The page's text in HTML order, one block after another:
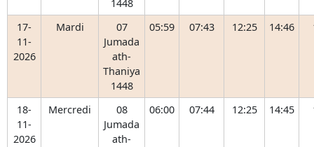
1448
17-
11-
2026
Mardi
07
Jumada
ath-
Thaniya
1448
05:59 07:43 12:25 14:46
18-
11-
2026
Mercredi
08
Jumada
ath-
06:00 07:44 12:25 14:45